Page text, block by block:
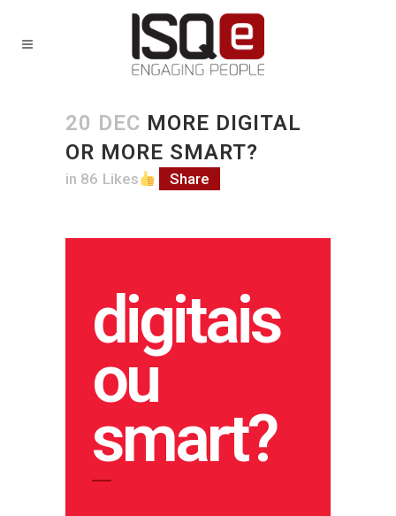
20 DEC MORE DIGITAL
OR MORE SMART?
in 86 Likes Share
digitais
ou
smart?